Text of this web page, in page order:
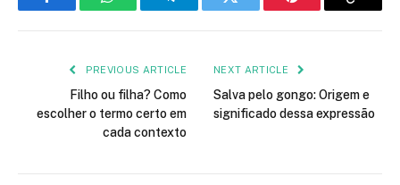
FacebookWhatsAppTelegramTwitter Pinterest Copy
PREVIOUS ARTICLE
Filho ou filha? Como
escolher o termo certo em
cada contexto
NEXT ARTICLE
Salva pelo gongo: Origem e
significado dessa expressão